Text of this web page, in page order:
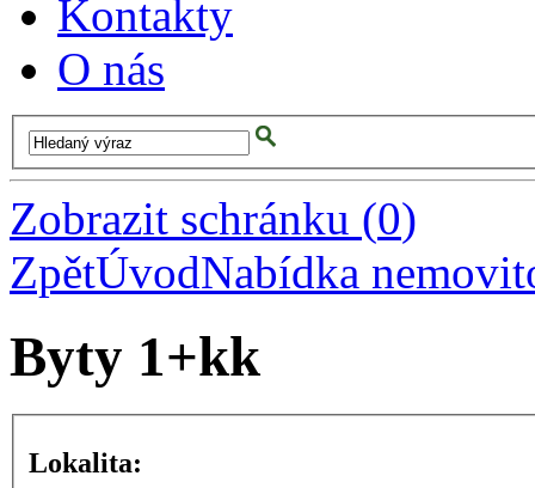
Kontakty
O nás
Zobrazit schránku (0)
ZpětÚvodNabídka
Byty 1+kk
Lokalita: